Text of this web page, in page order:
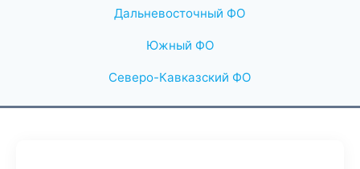
Дальневосточный ФО
Южный ФО
Северо-Кавказский ФО